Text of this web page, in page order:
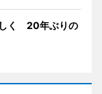
しく 20年ぶりの